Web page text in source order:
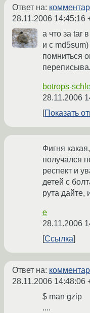
Ответ на:
28.11.2006 14:45:16
а что за tar
и с md5sum)
помниться
botrops-
28.11.2006
Показать
Фигня
получался
респект и
детей с
рута дайте,
e
28.11.2006
Ссылка
Ответ на:
28.11.2006 14:48:06
$ man gzip
....